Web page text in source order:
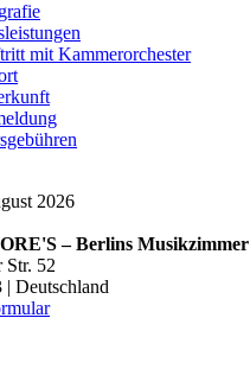
mit Kammerorchester
2026
– Berlins Musikzimmer
Str. 52
Deutschland